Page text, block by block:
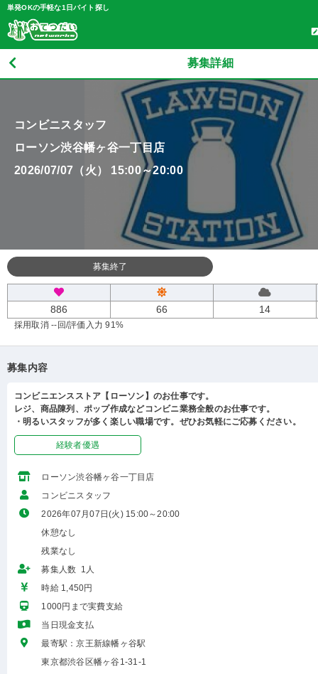
単発OKの手軽な1日バイト探し
募集詳細
コンビニスタッフ
ローソン渋谷幡ヶ谷一丁目店
2026/07/07（火） 15:00～20:00
募集終了
886 66 14
採用取消 --回/評価入力 91%
募集内容
コンビニエンスストア【ローソン】のお仕事です。
レジ、商品陳列、ポップ作成などコンビニ業務全般のお仕事です。
・明るいスタッフが多く楽しい職場です。ぜひお気軽にご応募ください。
経験者優遇
ローソン渋谷幡ヶ谷一丁目店
コンビニスタッフ
2026年07月07日(火) 15:00～20:00
休憩なし
残業なし
募集人数 1人
時給 1,450円
1000円まで実費支給
当日現金支払
最寄駅：京王新線幡ヶ谷駅
東京都渋谷区幡ヶ谷1-31-1